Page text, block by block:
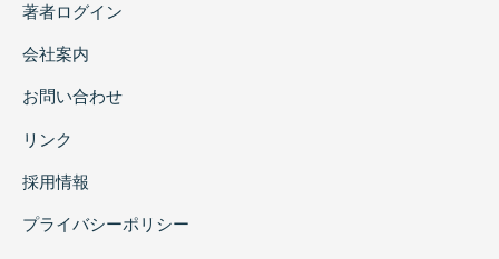
著者ログイン
会社案内
お問い合わせ
リンク
採用情報
プライバシーポリシー